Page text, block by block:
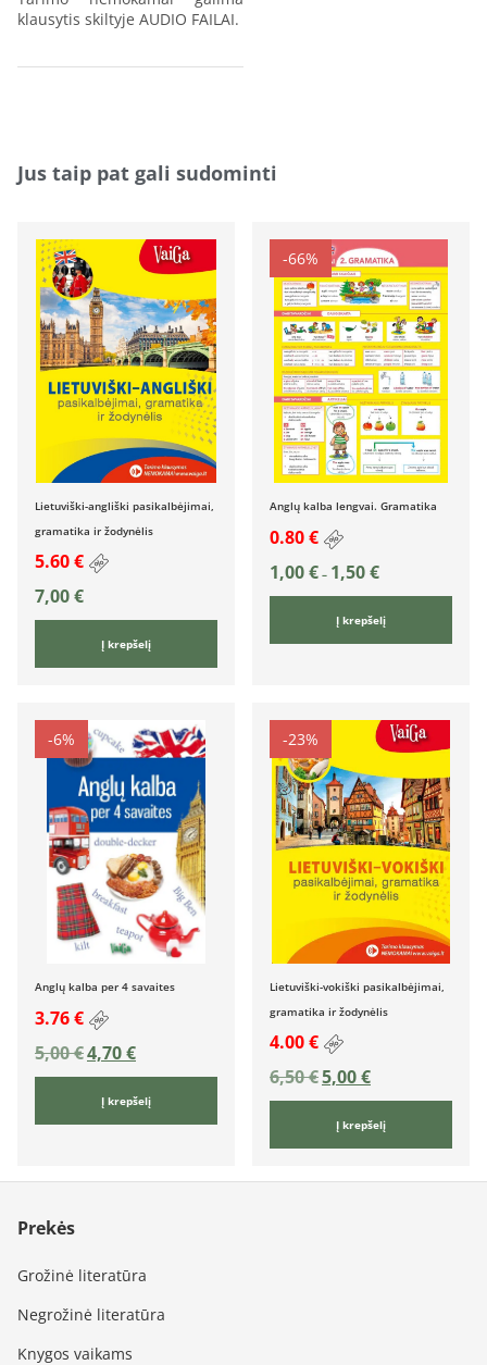
klausytis skiltyje AUDIO FAILAI.
Jus taip pat gali sudominti
Lietuviški-angliški pasikalbėjimai,
gramatika ir žodynėlis
5.60 €
7,00€
Į krepšelį
-66%
Anglų kalba lengvai. Gramatika
0.80 €
1,00€ – 1,50€
Į krepšelį
-6%
Anglų kalba per 4 savaites
3.76 €
5,00€4,70€
Į krepšelį
-23%
Lietuviški-vokiški pasikalbėjimai,
gramatika ir žodynėlis
4.00 €
6,50€5,00€
Į krepšelį
Prekės
Grožinė literatūra
Negrožinė literatūra
Knygos vaikams